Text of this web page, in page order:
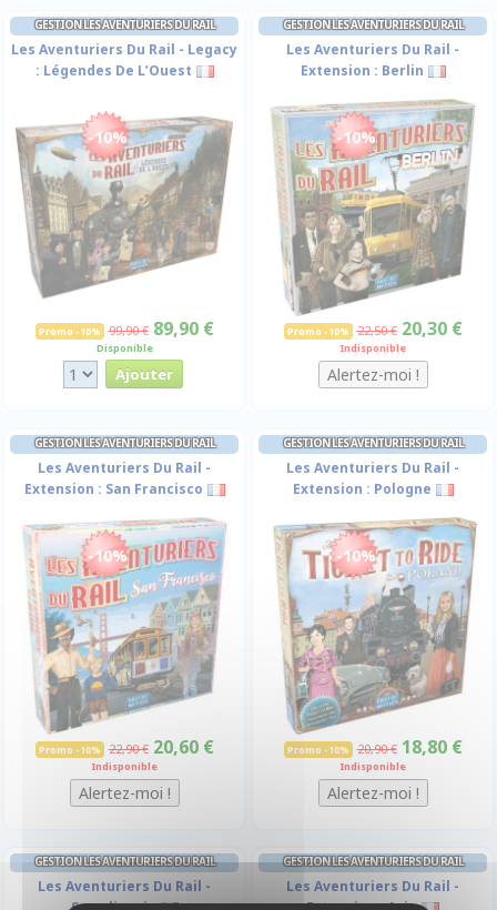
GESTION LES AVENTURIERS DU RAIL
Les Aventuriers Du Rail - Legacy
: Légendes De L’Ouest
-10%
Promo -10% 99,90 € 89,90 €
Disponible
GESTION LES AVENTURIERS DU RAIL
Les Aventuriers Du Rail -
Extension : Berlin
-10%
Promo -10% 22,50 € 20,30 €
Indisponible
GESTION LES AVENTURIERS DU RAIL
Les Aventuriers Du Rail -
Extension : San Francisco
-10%
Promo -10% 22,90 € 20,60 €
Indisponible
GESTION LES AVENTURIERS DU RAIL
Les Aventuriers Du Rail -
Extension : Pologne
-10%
Promo -10% 20,90 € 18,80 €
Indisponible
GESTION LES AVENTURIERS DU RAIL
Les Aventuriers Du Rail -
GESTION LES AVENTURIERS DU RAIL
Les Aventuriers Du Rail -